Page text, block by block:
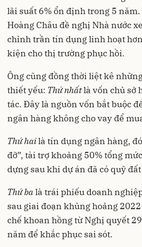
lãi suất 6% ổn định trong 5 năm.
Hoàng Châu đề nghị Nhà nước
chỉnh trần tín dụng linh hoạt
kiện cho thị trường phục hồi.
Ông cũng đồng thời liệt kê
thiết yếu: Thứ nhấtlà vốn chủ sở
tác. Đây là nguồn vốn bắt buộc
ngân hàng không cho vay để
Thứ hailà tín dụng ngân hàng,
đỡ”, tài trợ khoảng 50% tổng
dựng sau khi dự án đã có quỹ
Thứ balà trái phiếu doanh
sau giai đoạn khủng hoảng
chế khoan hồng từ Nghị quyết
năm để khắc phục sai sót.